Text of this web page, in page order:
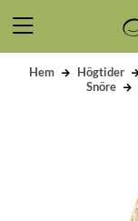
Hem Högtider
Snöre